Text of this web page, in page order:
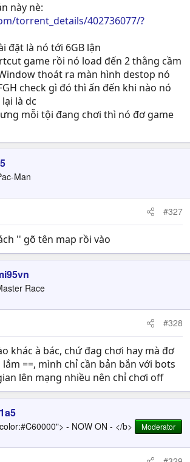
này nè:
torrent_details/402736077/?
đặt là nó tới 6GB lận
game rồi nó load đến 2 thằng cầm
thoát ra màn hình destop nó
check gì đó thì ấn đến khi nào nó
là dc
mỗi tội đang chơi thì nó đơ game
Man
#327
'' gõ tên map rồi vào
Race
#328
khác à bác, chứ đag chơi hay mà đơ
==, mình chỉ cần bản bắn với bots
lên mạng nhiều nên chỉ chơi off
- NOW ON - </b> Moderator